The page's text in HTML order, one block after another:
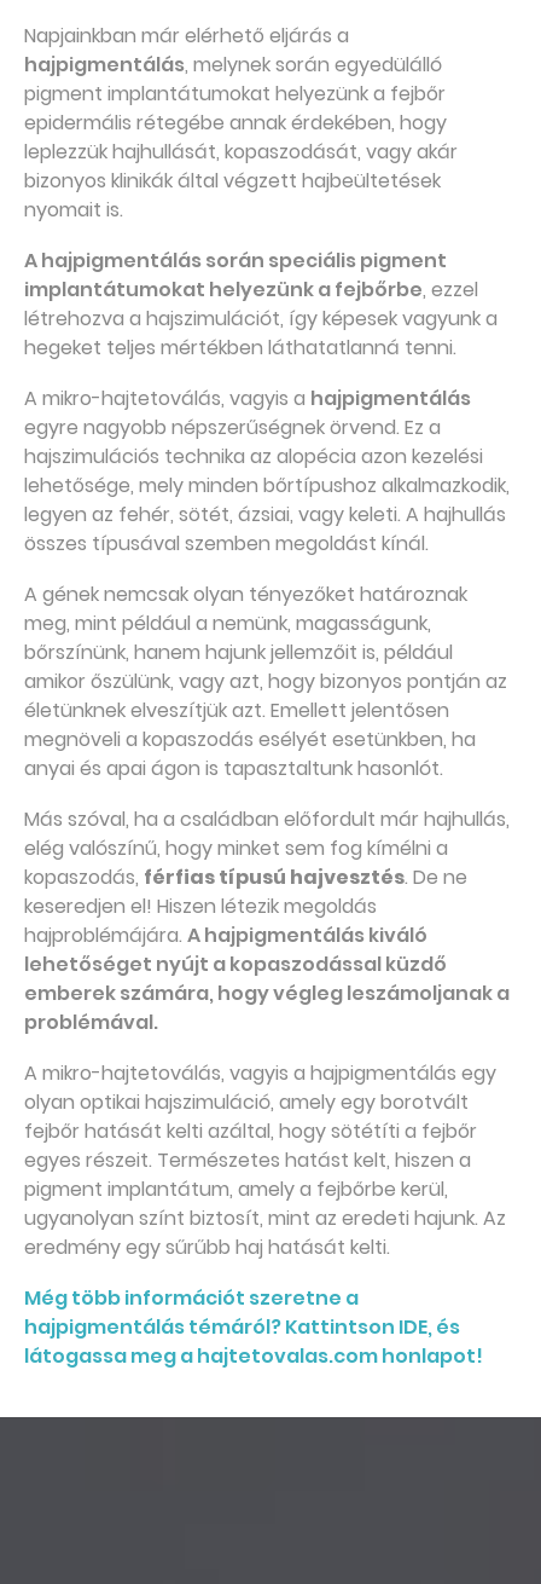
Napjainkban már elérhető eljárás a
hajpigmentálás, melynek során egyedülálló
pigment implantátumokat helyezünk a fejbőr
epidermális rétegébe annak érdekében, hogy
leplezzük hajhullását, kopaszodását, vagy akár
bizonyos klinikák által végzett hajbeültetések
nyomait is.
A hajpigmentálás során speciális pigment
implantátumokat helyezünk a fejbőrbe, ezzel
létrehozva a hajszimulációt, így képesek vagyunk a
hegeket teljes mértékben láthatatlanná tenni.
A mikro-hajtetoválás, vagyis a hajpigmentálás
egyre nagyobb népszerűségnek örvend. Ez a
hajszimulációs technika az alopécia azon kezelési
lehetősége, mely minden bőrtípushoz alkalmazkodik,
legyen az fehér, sötét, ázsiai, vagy keleti. A hajhullás
összes típusával szemben megoldást kínál.
A gének nemcsak olyan tényezőket határoznak
meg, mint például a nemünk, magasságunk,
bőrszínünk, hanem hajunk jellemzőit is, például
amikor őszülünk, vagy azt, hogy bizonyos pontján az
életünknek elveszítjük azt. Emellett jelentősen
megnöveli a kopaszodás esélyét esetünkben, ha
anyai és apai ágon is tapasztaltunk hasonlót.
Más szóval, ha a családban előfordult már hajhullás,
elég valószínű, hogy minket sem fog kímélni a
kopaszodás, férfias típusú hajvesztés. De ne
keseredjen el! Hiszen létezik megoldás
hajproblémájára. A hajpigmentálás kiváló
lehetőséget nyújt a kopaszodással küzdő
emberek számára, hogy végleg leszámoljanak a
problémával.
A mikro-hajtetoválás, vagyis a hajpigmentálás egy
olyan optikai hajszimuláció, amely egy borotvált
fejbőr hatását kelti azáltal, hogy sötétíti a fejbőr
egyes részeit. Természetes hatást kelt, hiszen a
pigment implantátum, amely a fejbőrbe kerül,
ugyanolyan színt biztosít, mint az eredeti hajunk. Az
eredmény egy sűrűbb haj hatását kelti.
Még több információt szeretne a
hajpigmentálás témáról? Kattintson IDE, és
látogassa meg a hajtetovalas.com honlapot!